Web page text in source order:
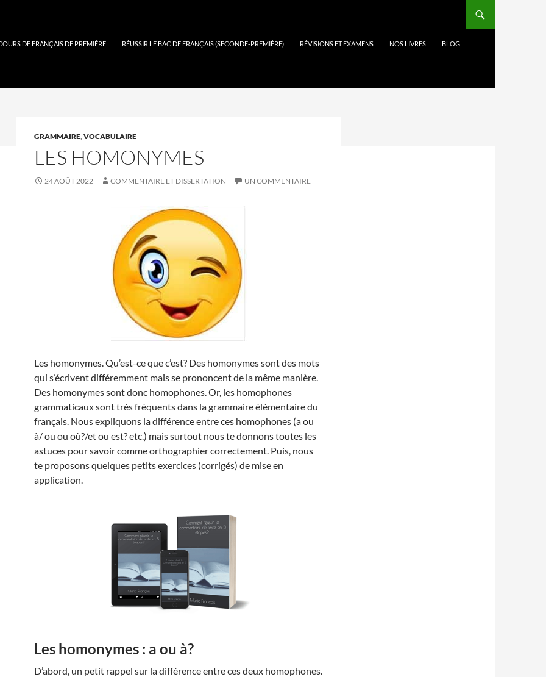
DE FRANÇAIS DE PREMIÈRE RÉUSSIR LE BAC DE FRANÇAIS (SECONDE-PREMIÈRE) RÉVISIONS ET EXAMENS NOS LIVRES BLOG
GRAMMAIRE,VOCABULAIRE
LES HOMONYMES
24 AOÛT 2022 COMMENTAIRE ET DISSERTATION UN COMMENTAIRE
Les homonymes. Qu’est-ce que c’est? Des homonymes sont des mots
qui s’écrivent différemment mais se prononcent de la même manière.
Des homonymes sont donc homophones. Or, les homophones
grammaticaux sont très fréquents dans la grammaire élémentaire du
français. Nous expliquons la différence entre ces homophones (a ou
à/ ou ou où?/et ou est? etc.) mais surtout nous te donnons toutes les
astuces pour savoir comme orthographier correctement. Puis, nous
te proposons quelques petits exercices (corrigés) de mise en
application.
Les homonymes : a ou à?
D’abord, un petit rappel sur la différence entre ces deux homophones.